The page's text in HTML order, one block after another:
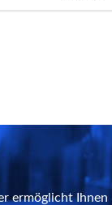
ermöglicht Ihnen